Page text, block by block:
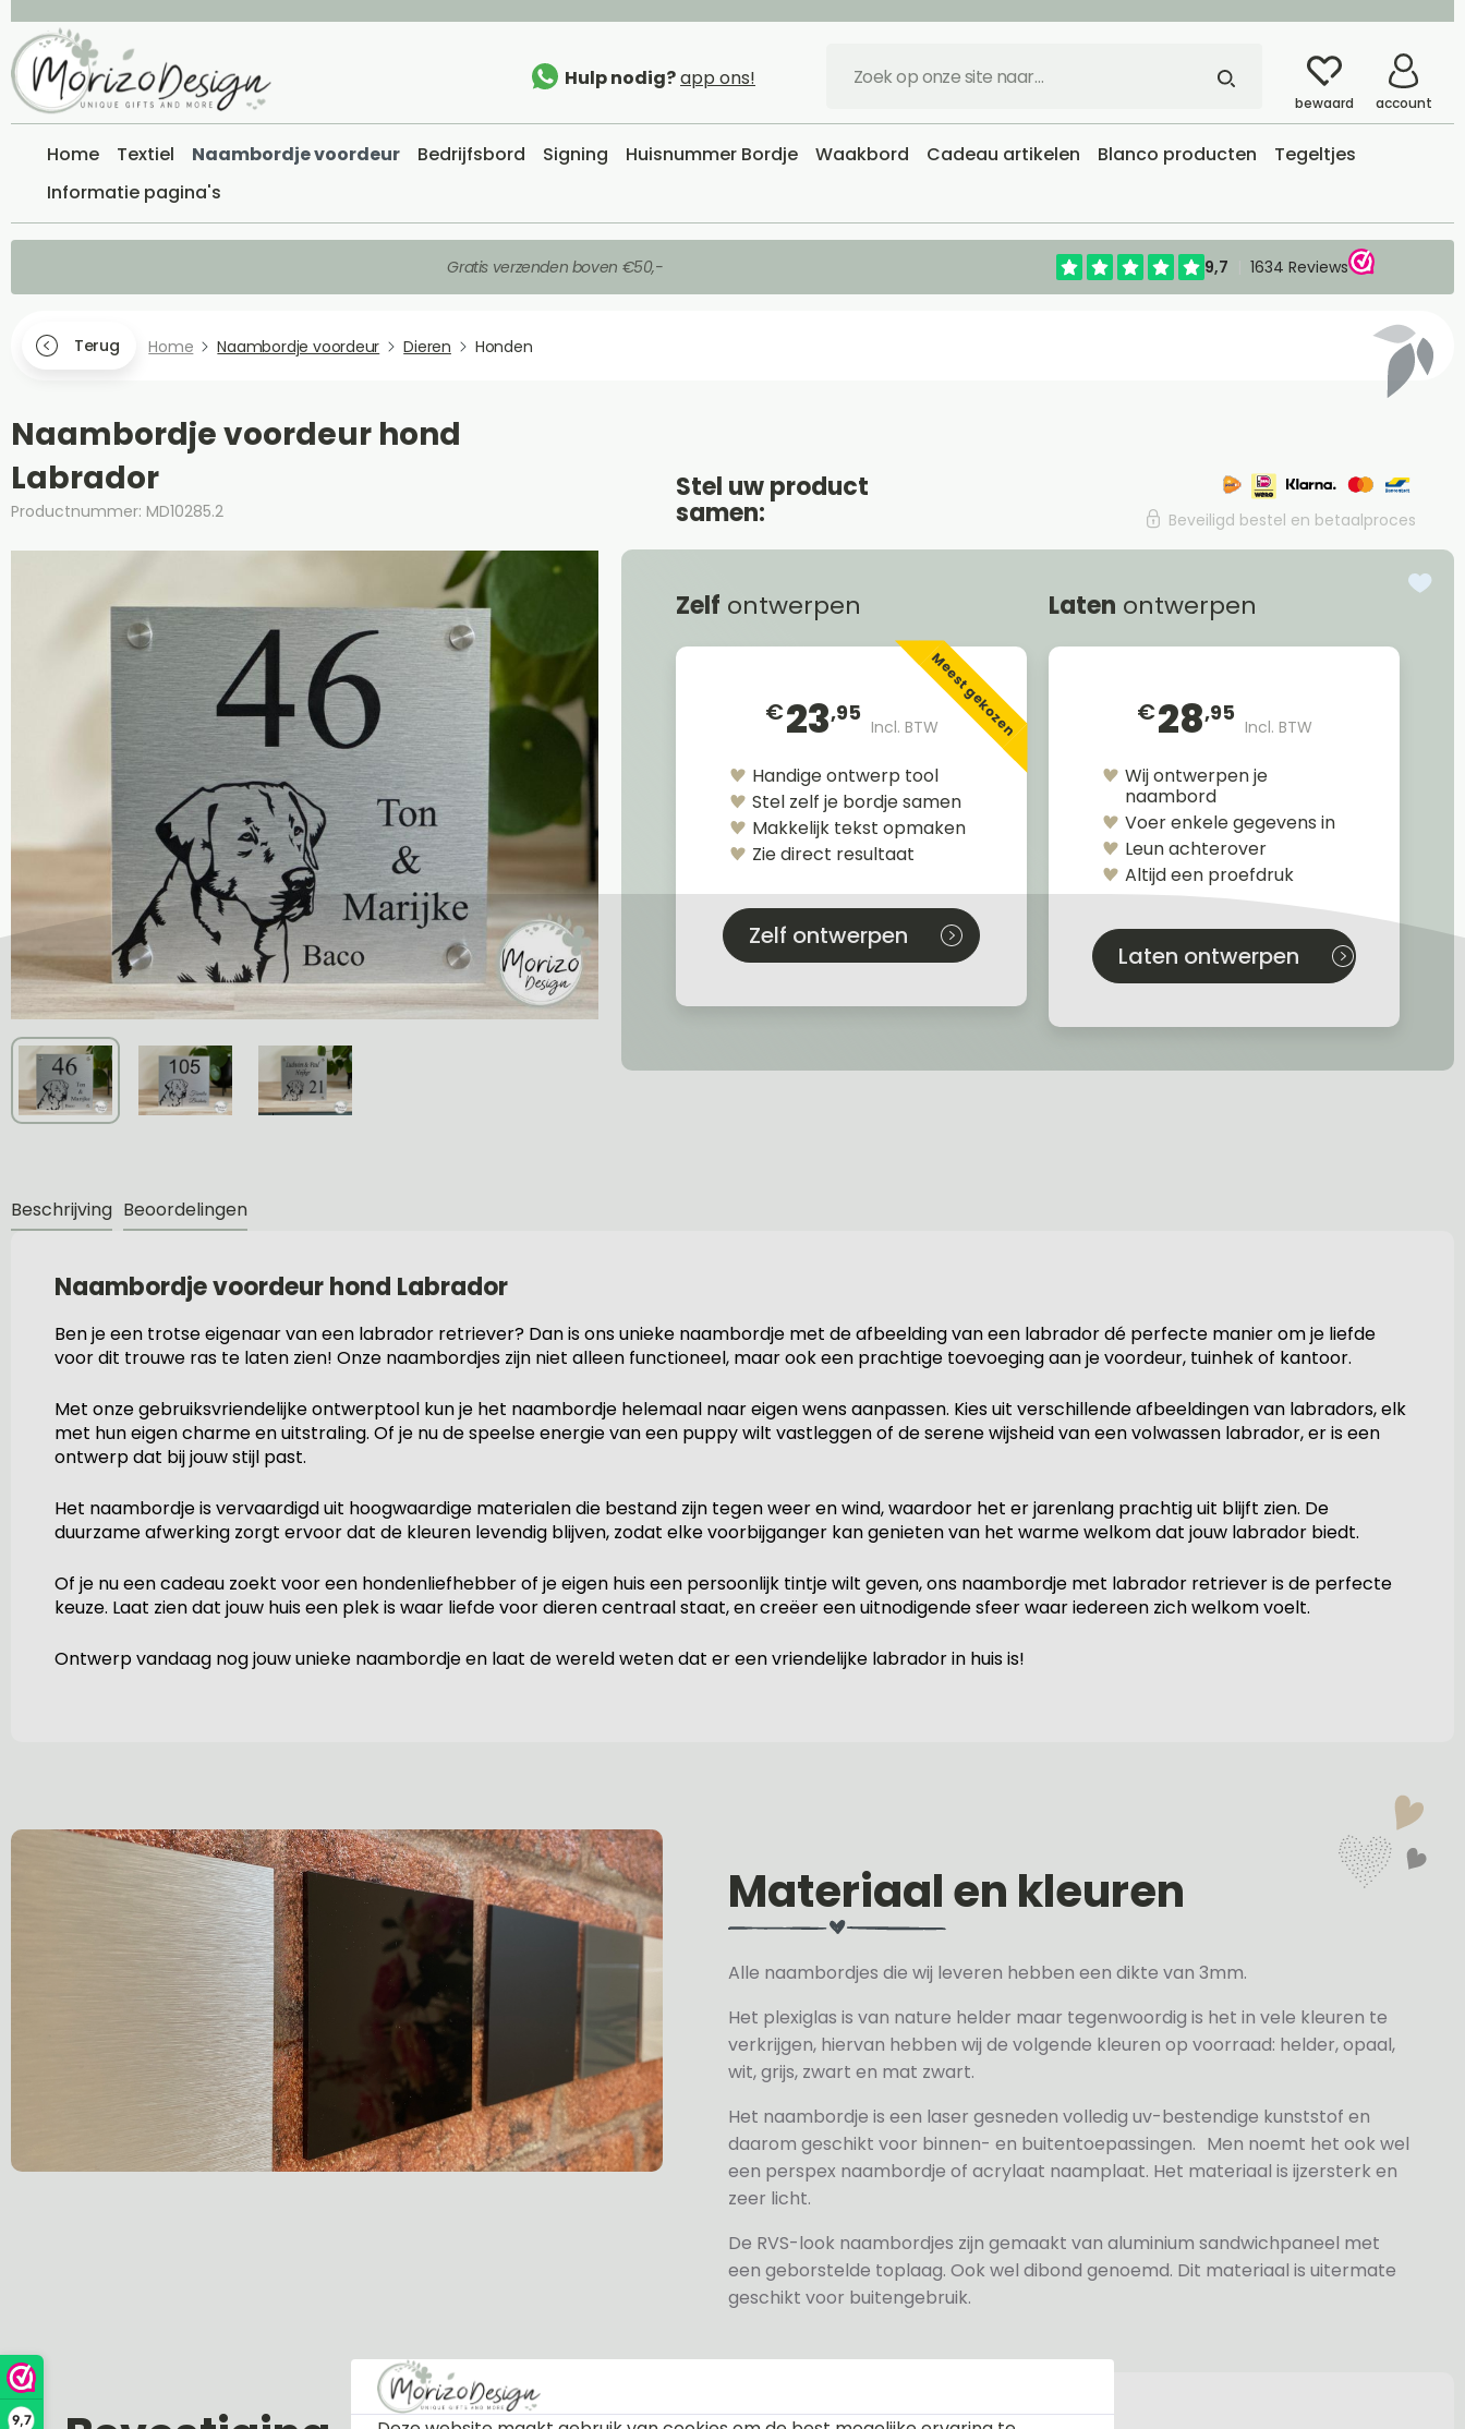
9,7
Hulp nodig?app ons!
bewaard account
Home Textiel Naambordje voordeur Bedrijfsbord Signing Huisnummer Bordje Waakbord Cadeau artikelen Blanco producten
Tegeltjes
Informatie pagina's
Gratis verzenden boven €50,-
Terug Home Naambordje voordeur Dieren Honden
Naambordje voordeur hond
Labrador
Productnummer: MD10285.2
Stel uw product
samen: Beveiligd bestel en betaalproces
Zelf ontwerpen
€23,95
Incl. BTWMeest gekozen
Handige ontwerp tool
Stel zelf je bordje samen
Makkelijk tekst opmaken
Zie direct resultaat
Zelf ontwerpen
Laten ontwerpen
€28,95
Incl. BTW
Wij ontwerpen je
naambord
Voer enkele gegevens in
Leun achterover
Altijd een proefdruk
Laten ontwerpen
Beschrijving Beoordelingen
Naambordje voordeur hond Labrador
Ben je een trotse eigenaar van een labrador retriever? Dan is ons unieke naambordje met de afbeelding van een labrador dé perfecte manier om je liefde
voor dit trouwe ras te laten zien! Onze naambordjes zijn niet alleen functioneel, maar ook een prachtige toevoeging aan je voordeur, tuinhek of kantoor.
Met onze gebruiksvriendelijke ontwerptool kun je het naambordje helemaal naar eigen wens aanpassen. Kies uit verschillende afbeeldingen van labradors, elk
met hun eigen charme en uitstraling. Of je nu de speelse energie van een puppy wilt vastleggen of de serene wijsheid van een volwassen labrador, er is een
ontwerp dat bij jouw stijl past.
Het naambordje is vervaardigd uit hoogwaardige materialen die bestand zijn tegen weer en wind, waardoor het er jarenlang prachtig uit blijft zien. De
duurzame afwerking zorgt ervoor dat de kleuren levendig blijven, zodat elke voorbijganger kan genieten van het warme welkom dat jouw labrador biedt.
Of je nu een cadeau zoekt voor een hondenliefhebber of je eigen huis een persoonlijk tintje wilt geven, ons naambordje met labrador retriever is de perfecte
keuze. Laat zien dat jouw huis een plek is waar liefde voor dieren centraal staat, en creëer een uitnodigende sfeer waar iedereen zich welkom voelt.
Ontwerp vandaag nog jouw unieke naambordje en laat de wereld weten dat er een vriendelijke labrador in huis is!
Materiaal en kleuren
Alle naambordjes die wij leveren hebben een dikte van 3mm.
Het plexiglas is van nature helder maar tegenwoordig is het in vele kleuren te
verkrijgen, hiervan hebben wij de volgende kleuren op voorraad: helder, opaal,
wit, grijs, zwart en mat zwart.
Het naambordje is een laser gesneden volledig uv-bestendige kunststof en
daarom geschikt voor binnen- en buitentoepassingen. Men noemt het ook wel
een perspex naambordje of acrylaat naamplaat. Het materiaal is ijzersterk en
zeer licht.
De RVS-look naambordjes zijn gemaakt van aluminium sandwichpaneel met
een geborstelde toplaag. Ook wel dibond genoemd. Dit materiaal is uitermate
geschikt voor buitengebruik.